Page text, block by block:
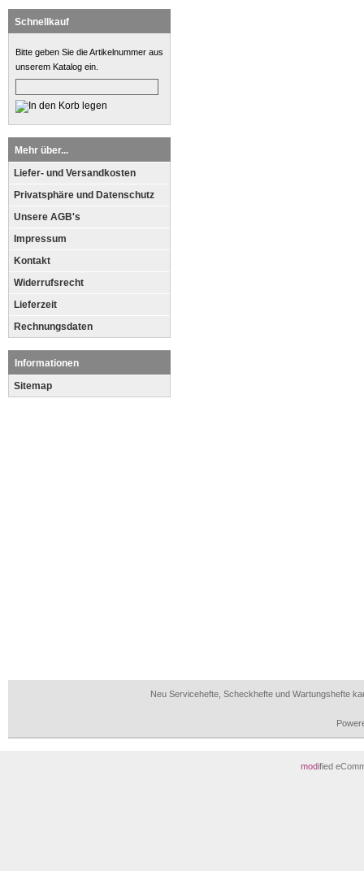
Schnellkauf
Bitte geben Sie die Artikelnummer aus
unserem Katalog ein.
Mehr über...
Liefer- und Versandkosten
Privatsphäre und Datenschutz
Unsere AGB's
Impressum
Kontakt
Widerrufsrecht
Lieferzeit
Rechnungsdaten
Informationen
Sitemap
Neu Servicehefte, Scheckhefte und Wartungshefte
modified